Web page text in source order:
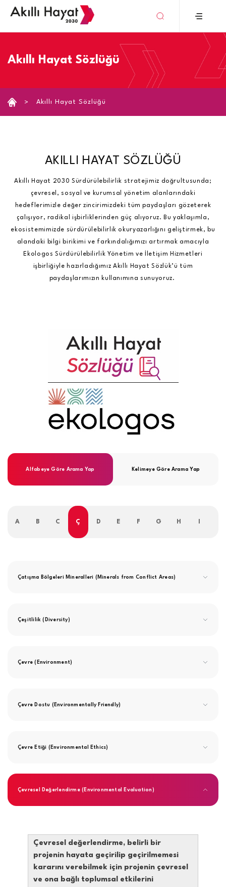
Akıllı Hayat Sözlüğü
Akıllı Hayat Sözlüğü
AKILLI HAYAT SÖZLÜĞÜ
Akıllı Hayat 2030 Sürdürülebilirlik stratejimiz doğrultusunda;
çevresel, sosyal ve kurumsal yönetim alanlarındaki
hedeflerimizle değer zincirimizdeki tüm paydaşları gözeterek
çalışıyor, radikal işbirliklerinden güç alıyoruz. Bu yaklaşımla,
ekosistemimizde sürdürülebilirlik okuryazarlığını geliştirmek, bu
alandaki bilgi birikimi ve farkındalığımızı artırmak amacıyla
Ekologos Sürdürülebilirlik Yönetim ve İletişim Hizmetleri
işbirliğiyle hazırladığımız Akıllı Hayat Sözlük’ü tüm
paydaşlarımızın kullanımına sunuyoruz.
Alfabeye Göre Arama Yap Kelimeye Göre Arama Yap
A B C Ç D E F G H
Çatışma Bölgeleri Mineralleri (Minerals from Conflict Areas)
Çeşitlilik (Diversity)
Çevre (Environment)
Çevre Dostu (Environmentally Friendly)
Çevre Etiği (Environmental Ethics)
Çevresel Değerlendirme (Environmental Evaluation)
Çevresel değerlendirme, belirli bir
projenin hayata geçirilip geçirilmemesi
kararını verebilmek için projenin çevresel
ve ona bağlı toplumsal etkilerini